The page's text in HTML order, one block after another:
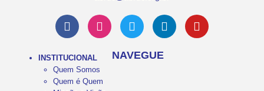
NAVEGUE
INSTITUCIONAL
Quem Somos
Quem é Quem